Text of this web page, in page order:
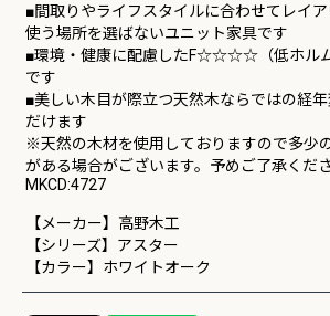
■間取りやライフスタイルに合わせてレイア
使う場所を選ばないユニット家具です
■環境・健康に配慮したF☆☆☆☆（低ホル
です
■美しい木目が際立つ天然木ならではの経
だけます
※天然の木材を使用しておりますので多少
がある場合がございます。予めご了承くだ
MKCD:4727
【メーカー】高野木工
【シリーズ】アスター
【カラー】ホワイトオーク